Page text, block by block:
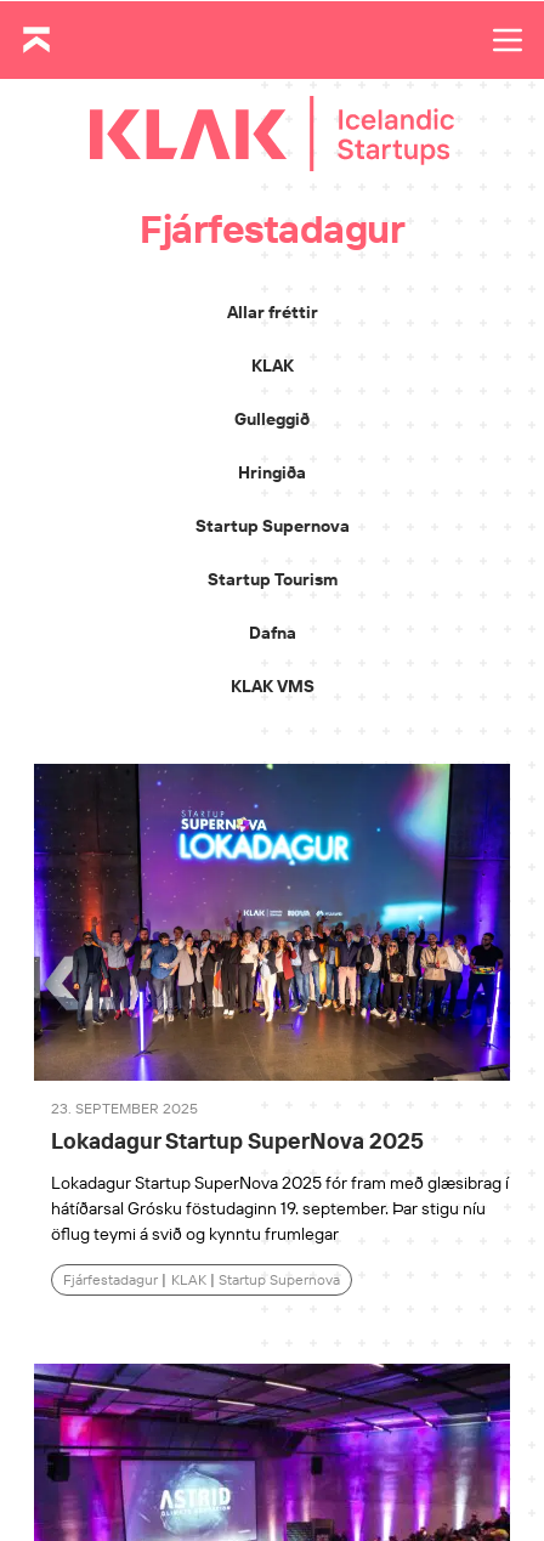
Fjárfestadagur
Allar fréttir
KLAK
Gulleggið
Hringiða
Startup Supernova
Startup Tourism
Dafna
KLAK VMS
23. SEPTEMBER 2025
Lokadagur Startup SuperNova 2025
Lokadagur Startup SuperNova 2025 fór fram með glæsibrag í
hátíðarsal Grósku föstudaginn 19. september. Þar stigu níu
öflug teymi á svið og kynntu frumlegar
Fjárfestadagur | KLAK|Startup Supernova